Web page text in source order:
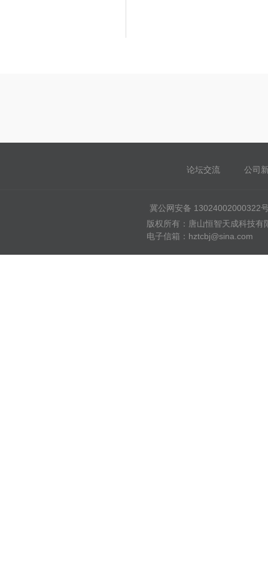
论坛交流 公司
冀公网安备 13024002000322
版权所有：唐山恒智天成科技
电子信箱：hztcbj@sina.com